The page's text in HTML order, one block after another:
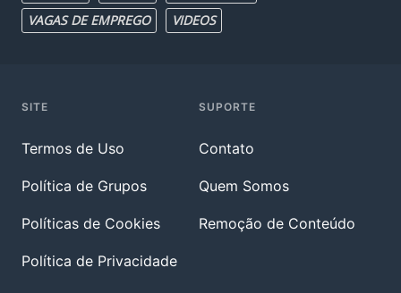
VAGAS DE EMPREGO
VIDEOS
SITE
Termos de Uso
Política de Grupos
Políticas de Cookies
Política de Privacidade
SUPORTE
Contato
Quem Somos
Remoção de Conteúdo